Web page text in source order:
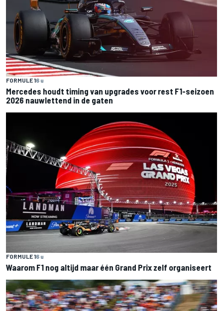
FORMULE 16 u
Mercedes houdt timing van upgrades voor rest F1-seizoen
2026 nauwlettend in de gaten
FORMULE 16 u
Waarom F1 nog altijd maar één Grand Prix zelf organiseert